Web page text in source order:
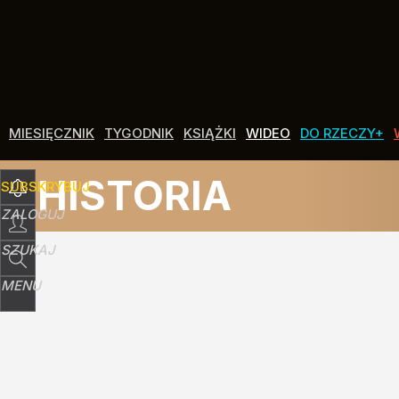
MIESIĘCZNIK TYGODNIK KSIĄŻKI WIDEO DO RZECZY+
SUBSKRYBUJ
ZALOGUJ
SZUKAJ
MENU
HISTORIA